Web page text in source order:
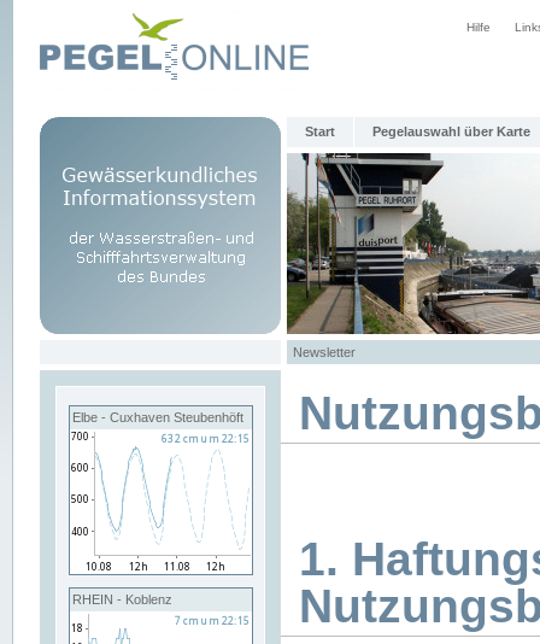
Hilfe
Start Pegelauswahl über Karte
Newsletter
Elbe - Cuxhaven Steubenhöft
RHEIN - Koblenz
1.